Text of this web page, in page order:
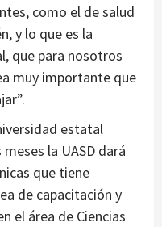
como el de salud
y lo que es la
que para nosotros
muy importante que
estatal
la UASD dará
que tiene
de capacitación y
el área de Ciencias